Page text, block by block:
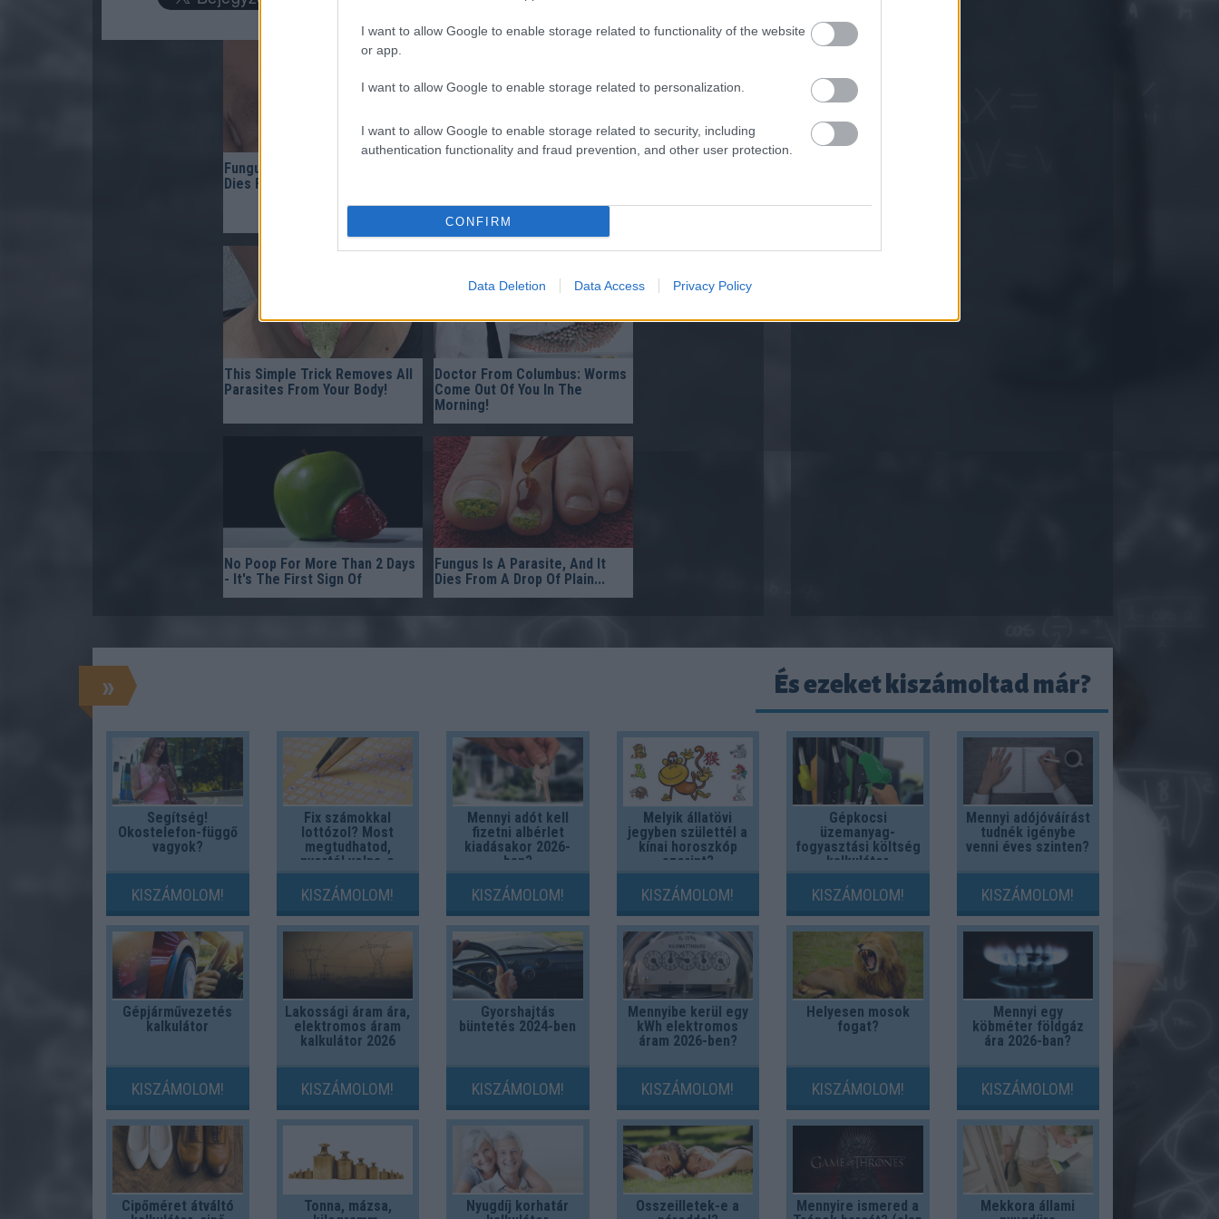
I want to allow Google to enable storage related to functionality of the website
or app.
I want to allow Google to enable storage related to personalization.
I want to allow Google to enable storage related to security, including
authentication functionality and fraud prevention, and other user protection.
CONFIRM
Data Deletion Data Access Privacy Policy
Fungus Is A Parasite, And It
Dies From A Drop Of Plain...
Doing This)
This Simple Trick Removes All
Parasites From Your Body!
Doctor From Columbus: Worms
Come Out Of You In The
Morning!
No Poop For More Than 2 Days
- It's The First Sign Of
Fungus Is A Parasite, And It
Dies From A Drop Of Plain...
» És ezeket kiszámoltad már?
Segítség!
Okostelefon-függő
vagyok?
KISZÁMOLOM!
Fix számokkal
lottózol? Most
megtudhatod,
nyertél volna-e
valaha!
KISZÁMOLOM!
Mennyi adót kell
fizetni albérlet
kiadásakor 2026-
ban?
KISZÁMOLOM!
Melyik állatövi
jegyben születtél a
kínai horoszkóp
szerint?
KISZÁMOLOM!
Gépkocsi
üzemanyag-
fogyasztási költség
kalkulátor
KISZÁMOLOM!
Mennyi adójóváírást
tudnék igénybe
venni éves szinten?
KISZÁMOLOM!
Gépjárművezetés
kalkulátor
KISZÁMOLOM!
Lakossági áram ára,
elektromos áram
kalkulátor 2026
KISZÁMOLOM!
Gyorshajtás
büntetés 2024-ben
KISZÁMOLOM!
Mennyibe kerül egy
kWh elektromos
áram 2026-ben?
KISZÁMOLOM!
Helyesen mosok
fogat?
KISZÁMOLOM!
Mennyi egy
köbméter földgáz
ára 2026-ban?
KISZÁMOLOM!
Cipőméret átváltó
Tonna, mázsa,
Nyugdíj korhatár
Összeilletek-e a
Mennyire ismered a
Mekkora állami